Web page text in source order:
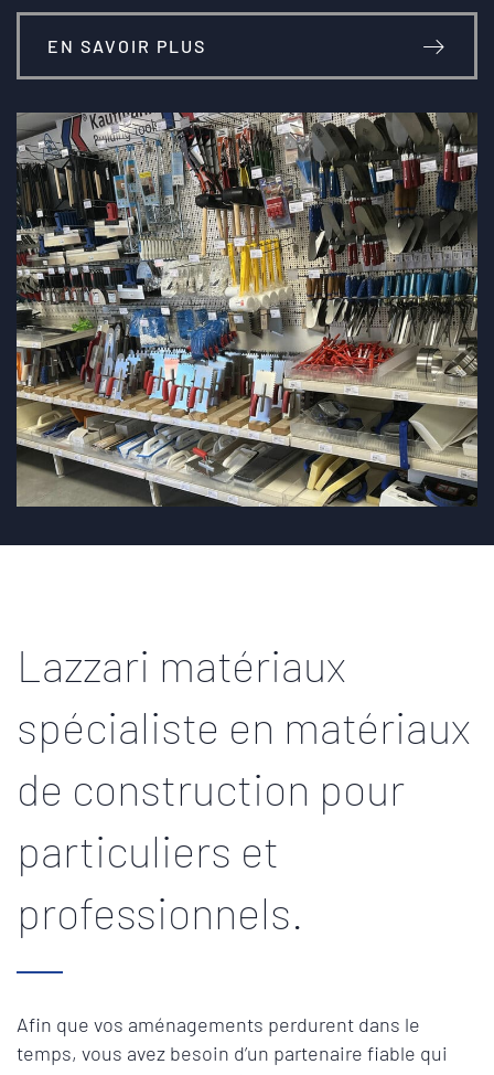
EN SAVOIR PLUS
Lazzari matériaux
spécialiste en matériaux
de construction pour
particuliers et
professionnels.
Afin que vos aménagements perdurent dans le
temps, vous avez besoin d’un partenaire fiable qui